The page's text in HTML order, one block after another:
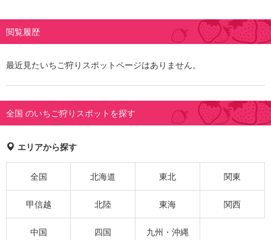
閲覧履歴
最近見たいちご狩りスポットページはありません。
全国 のいちご狩りスポットを探す
エリアから探す
全国 北海道 東北 関東
甲信越 北陸 東海 関西
中国 四国 九州・沖縄